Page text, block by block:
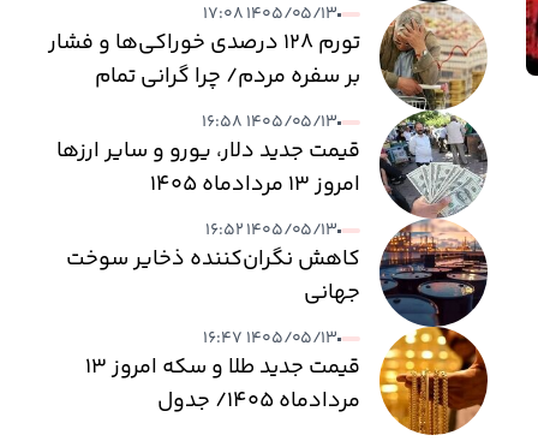
۱۴۰۵/۰۵/۱۳ ۱۷:۰۸
تورم ۱۲۸ درصدی خوراکی‌ها و فشار
بر سفره مردم/ چرا گرانی تمام
نمی‌شود؟
۱۴۰۵/۰۵/۱۳ ۱۶:۵۸
قیمت جدید دلار، یورو و سایر ارزها
امروز ۱۳ مردادماه ۱۴۰۵
۱۴۰۵/۰۵/۱۳ ۱۶:۵۲
کاهش نگران‌کننده ذخایر سوخت
جهانی
۱۴۰۵/۰۵/۱۳ ۱۶:۴۷
قیمت جدید طلا و سکه امروز ۱۳
مردادماه ۱۴۰۵/ جدول